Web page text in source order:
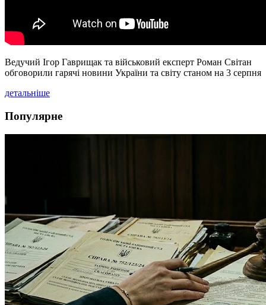
Ведучий Ігор Гаврищак та військовий експерт Роман Світан
обговорили гарячі новини України та світу станом на 3 серпня
детальніше
Популярне